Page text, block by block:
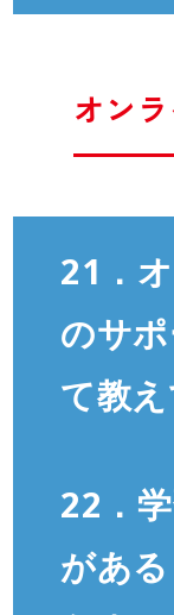
オン
21．
のサ
て教
22．
があ